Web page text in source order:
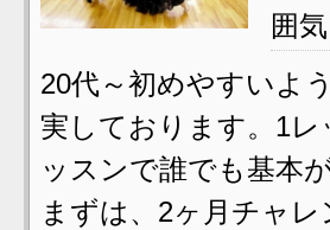
囲
20代～初めやすいよ
実しております。1
ッスンで誰でも基本
まずは、2ヶ月チャレ